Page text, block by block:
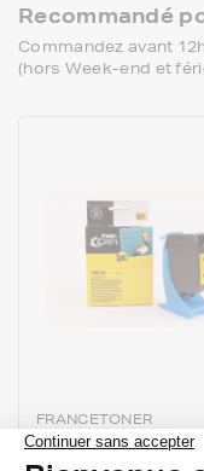
Recommandé
Commandez avant
(hors Week-end et
FRANCETONER
Cartouche